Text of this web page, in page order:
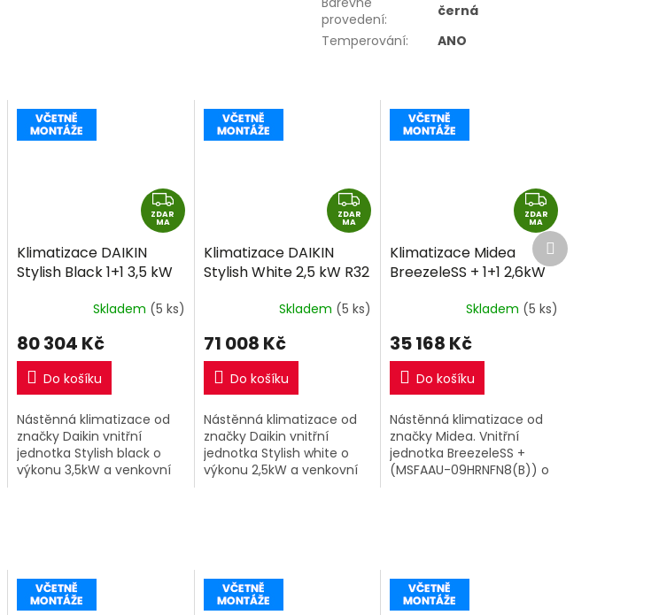
provedení:
černá
Temperování: ANO
Z
D
R
A
ZDAR
MA
Klimatizace DAIKIN
Stylish Black 1+1 3,5 kW
Skladem (5 ks)
80 304 Kč
Do košíku
Nástěnná klimatizace od
značky Daikin vnitřní
jednotka Stylish black o
výkonu 3,5kW a venkovní
Z
D
R
M
A
ZDAR
MA
Klimatizace DAIKIN
Stylish White 2,5 kW R32
Skladem (5 ks)
71 008 Kč
Do košíku
Nástěnná klimatizace od
značky Daikin vnitřní
jednotka Stylish white o
výkonu 2,5kW a venkovní
Z
D
A
R
A
ZDAR
MA
Klimatizace Midea
BreezeleSS + 1+1 2,6kW
Skladem (5 ks)
35 168 Kč
Do košíku
Nástěnná klimatizace od
značky Midea. Vnitřní
jednotka BreezeleSS +
(MSFAAU-09HRNFN8(B)) o
Další
produkt